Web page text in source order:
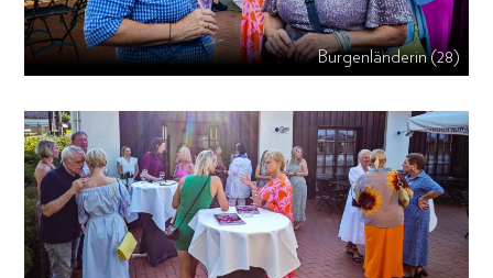
Burgenländerin (28)